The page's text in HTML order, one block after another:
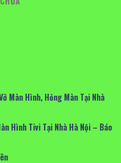
Màn Hình, Hỏng Màn Tại Nhà
Hình Tivi Tại Nhà Hà Nội – Báo